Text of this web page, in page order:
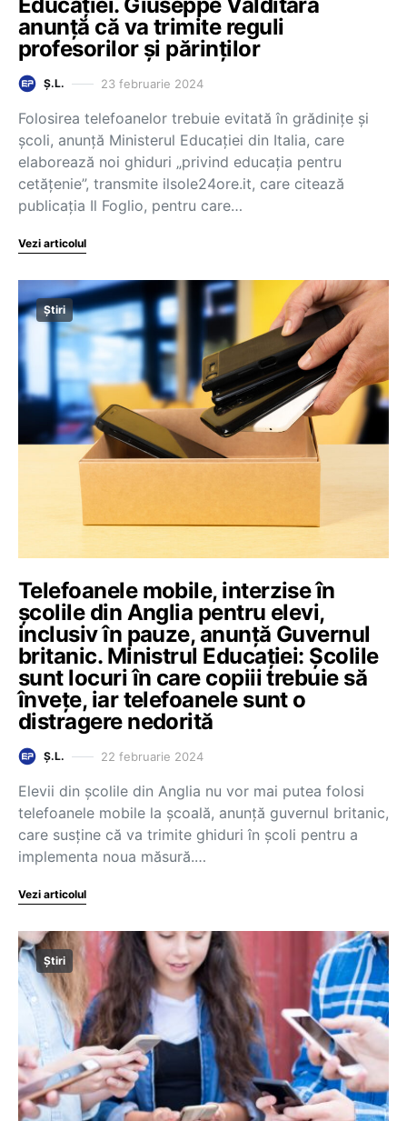
anunță că va trimite reguli
profesorilor și părinților
Ș.L. 23 februarie 2024
Folosirea telefoanelor trebuie evitată în grădinițe și
școli, anunță Ministerul Educației din Italia, care
elaborează noi ghiduri „privind educația pentru
cetățenie”, transmite ilsole24ore.it, care citează
publicația Il Foglio, pentru care…
Vezi articolul
Știri
Telefoanele mobile, interzise în
școlile din Anglia pentru elevi,
inclusiv în pauze, anunță Guvernul
britanic. Ministrul Educației: Școlile
sunt locuri în care copiii trebuie să
învețe, iar telefoanele sunt o
distragere nedorită
Ș.L. 22 februarie 2024
Elevii din școlile din Anglia nu vor mai putea folosi
telefoanele mobile la școală, anunță guvernul britanic,
care susține că va trimite ghiduri în școli pentru a
implementa noua măsură.…
Vezi articolul
Știri